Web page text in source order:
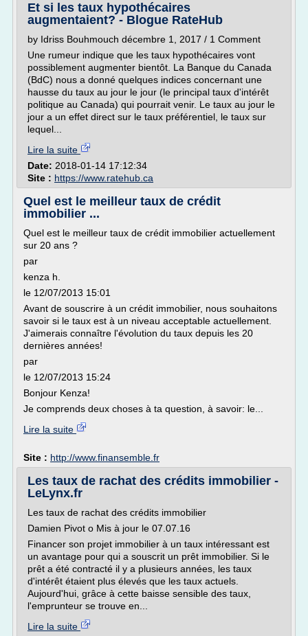
Et si les taux hypothécaires
augmentaient? - Blogue RateHub
by Idriss Bouhmouch décembre 1, 2017 / 1 Comment
Une rumeur indique que les taux hypothécaires vont
possiblement augmenter bientôt. La Banque du Canada
(BdC) nous a donné quelques indices concernant une
hausse du taux au jour le jour (le principal taux d'intérêt
politique au Canada) qui pourrait venir. Le taux au jour le
jour a un effet direct sur le taux préférentiel, le taux sur
lequel...
Lire la suite
Date: 2018-01-14 17:12:34
Site : https://www.ratehub.ca
Quel est le meilleur taux de crédit
immobilier ...
Quel est le meilleur taux de crédit immobilier actuellement
sur 20 ans ?
par
kenza h.
le 12/07/2013 15:01
Avant de souscrire à un crédit immobilier, nous souhaitons
savoir si le taux est à un niveau acceptable actuellement.
J'aimerais connaître l'évolution du taux depuis les 20
dernières années!
par
le 12/07/2013 15:24
Bonjour Kenza!
Je comprends deux choses à ta question, à savoir: le...
Lire la suite
Site : http://www.finansemble.fr
Les taux de rachat des crédits immobilier -
LeLynx.fr
Les taux de rachat des crédits immobilier
Damien Pivot o Mis à jour le 07.07.16
Financer son projet immobilier à un taux intéressant est
un avantage pour qui a souscrit un prêt immobilier. Si le
prêt a été contracté il y a plusieurs années, les taux
d'intérêt étaient plus élevés que les taux actuels.
Aujourd'hui, grâce à cette baisse sensible des taux,
l'emprunteur se trouve en...
Lire la suite